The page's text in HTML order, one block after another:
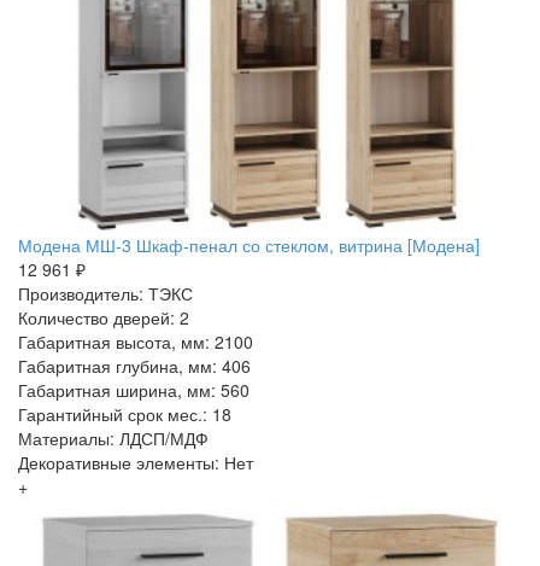
Модена МШ-3 Шкаф-пенал со стеклом, витрина [Модена]
12 961 ₽
Производитель: ТЭКС
Количество дверей: 2
Габаритная высота, мм: 2100
Габаритная глубина, мм: 406
Габаритная ширина, мм: 560
Гарантийный срок мес.: 18
Материалы: ЛДСП/МДФ
Декоративные элементы: Нет
+